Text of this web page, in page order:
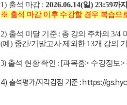
1) 출석 마감 :2026.06.14(일) 23:59까
※ 출석 마감 이후 수강할 경우 복습
2) 출석 미달 기준 : 총 강의 주차의3/4
(예 ) 중간/기말고사 제외한 13개 강의
3) 출석 현황 확인 : [과목홈> 수강정
4) 출석평가/지각감점 기준 :https://